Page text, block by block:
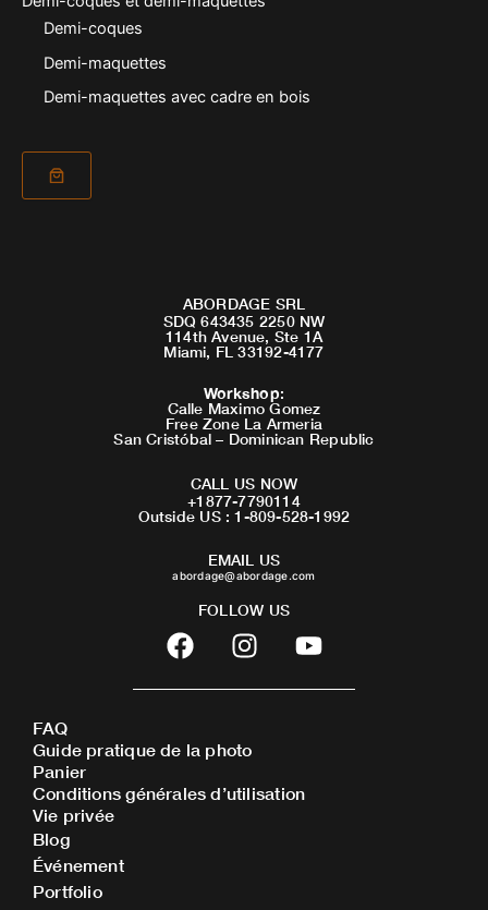
Demi-coques
Demi-maquettes
Demi-maquettes avec cadre en bois
ABORDAGE SRL
SDQ 643435 2250 NW
114th Avenue, Ste 1A
Miami, FL 33192-4177
Workshop:
Calle Maximo Gomez
Free Zone La Armeria
San Cristóbal – Dominican Republic
CALL US NOW
+1877-7790114
Outside US : 1-809-528-1992
EMAIL US
abordage@abordage.com
FOLLOW US
F
a
c
b
o
o
I
n
s
a
g
r
Y
o
u
FAQ
Guide pratique de la photo
Panier
Conditions générales d’utilisation
Vie privée
Blog
Événement
Portfolio